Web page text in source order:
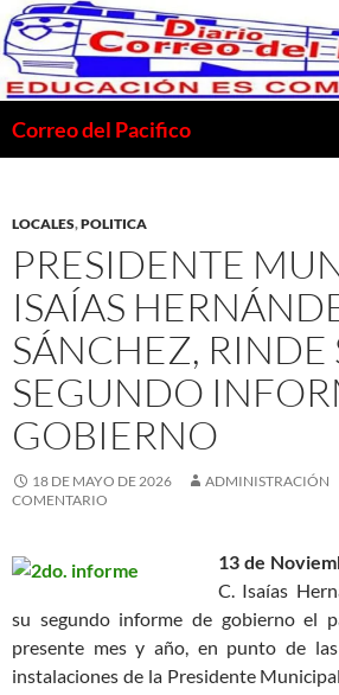
Saltar
al
contenido
Correo del Pacifico
LOCALES,POLITICA
PRESIDENTE
ISAÍAS
SÁNCHEZ, RINDE
SEGUNDO
GOBIERNO
18 DE MAYO DE 2026 ADMINISTRACIÓN
COMENTARIO
13 de
C. Isaías
su segundo informe de gobierno el
presente mes y año, en punto de
instalaciones de la Presidente